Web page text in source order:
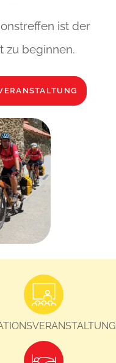
ist der
zu beginnen.